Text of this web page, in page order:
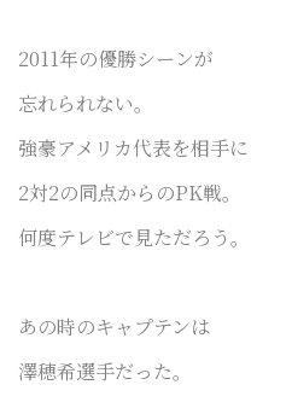
2011年の優勝シーンが
忘れられない。
強豪アメリカ代表を相手に
2対2の同点からのPK戦。
何度テレビで見ただろう。
あの時のキャプテンは
澤穂希選手だった。